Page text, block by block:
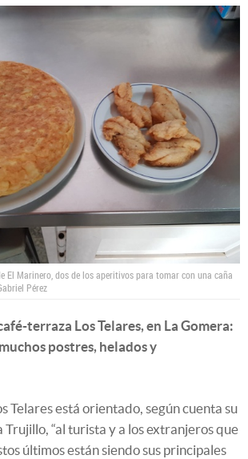
El Marinero, dos de los aperitivos para tomar con una caña
Pérez
terraza Los Telares, en La Gomera:
postres, helados y
Telares está orientado, según cuenta su
“al turista y a los extranjeros que
últimos están siendo sus principales